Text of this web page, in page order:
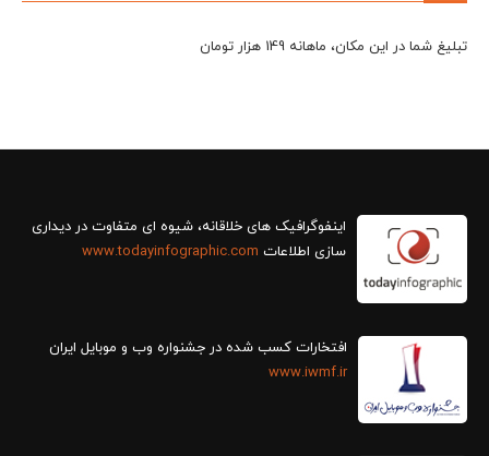
تبلیغ شما در این مکان، ماهانه 149 هزار تومان
سازی اطلاعات www.todayinfographic.com
افتخارات کسب شده در جشنواره وب و موبایل ایران
www.iwmf.ir